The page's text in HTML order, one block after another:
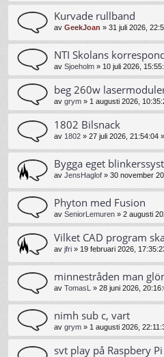
Kurvade rullband
av GeekJoan » 31 juli 2026,
NTI Skolans
av Sjoeholm » 10 juli 2026,
beg 260w
av grym » 1 augusti 2026,
1802 Bilsnack
av 1802 » 27 juli 2026, 21:54:04
Bygga eget
av JensHaglof » 30 november
Phyton med Fusion
av SeniorLemuren » 2 augusti
Vilket CAD program
av jfri » 19 februari 2026,
minnestråden man
av TomasL » 28 juni 2026,
nimh sub c, vart
av grym » 1 augusti 2026,
svt play på Raspbery Pi